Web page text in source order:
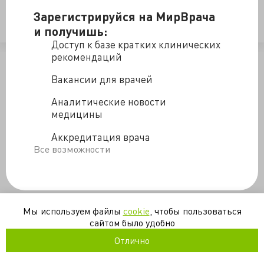
Зарегистрируйся на МирВрача
и получишь:
Доступ к базе кратких клинических
рекомендаций
Вакансии для врачей
Аналитические новости
медицины
Аккредитация врача
Все возможности
Ссылка на источник
Мы используем файлы cookie , чтобы пользоваться
сайтом было удобно
Отлично
/blogs/doktor_utin_u_menya_infarkt_miokarda-14-10-2016